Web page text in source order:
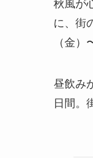
秋風が
に、街
（金）
昼飲み
日間。